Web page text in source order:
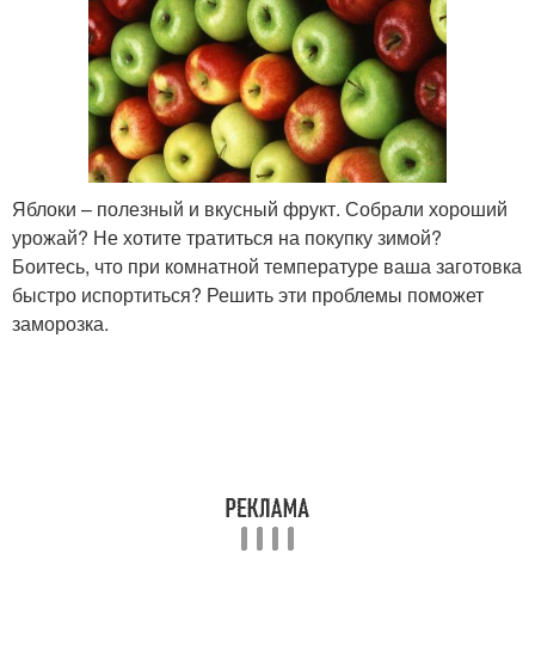
Яблоки – полезный и вкусный фрукт. Собрали хороший
урожай? Не хотите тратиться на покупку зимой?
Боитесь, что при комнатной температуре ваша заготовка
быстро испортиться? Решить эти проблемы поможет
заморозка.